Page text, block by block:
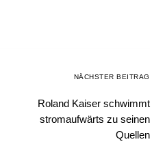
NÄCHSTER BEITRAG
Roland Kaiser schwimmt
stromaufwärts zu seinen
Quellen